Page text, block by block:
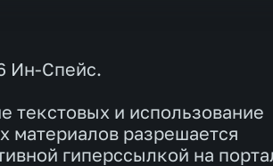
Ин-Спейс.
текстовых и использование
материалов разрешается
гиперссылкой на